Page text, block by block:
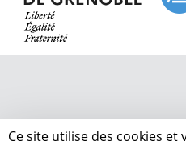
Ce site utilise des cookies